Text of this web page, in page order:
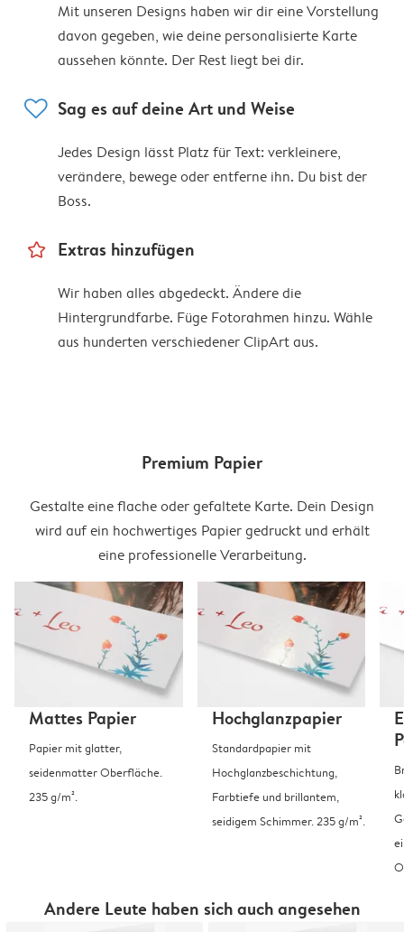
Mit unseren Designs haben wir dir eine Vorstellung
davon gegeben, wie deine personalisierte Karte
aussehen könnte. Der Rest liegt bei dir.
heart Sag es auf deine Art und Weise
Jedes Design lässt Platz für Text: verkleinere,
verändere, bewege oder entferne ihn. Du bist der
Boss.
star_outline Extras hinzufügen
Wir haben alles abgedeckt. Ändere die
Hintergrundfarbe. Füge Fotorahmen hinzu. Wähle
aus hunderten verschiedener ClipArt aus.
Premium Papier
Gestalte eine flache oder gefaltete Karte. Dein Design
wird auf ein hochwertiges Papier gedruckt und erhält
eine professionelle Verarbeitung.
Mattes Papier
Papier mit glatter,
seidenmatter Oberfläche.
235 g/m².
Hochglanzpapier
Standardpapier mit
Hochglanzbeschichtung,
Farbtiefe und brillantem,
seidigem Schimmer. 235 g/m².
Andere Leute haben sich auch angesehen